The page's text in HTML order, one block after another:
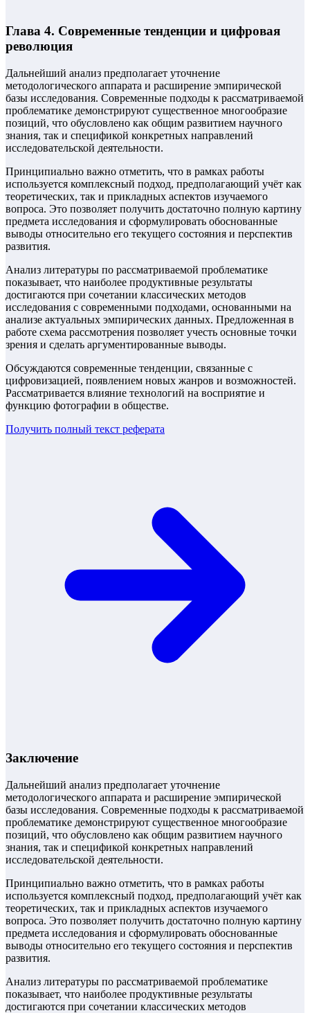
Глава 4. Современные тенденции и цифровая
революция
Дальнейший анализ предполагает уточнение
методологического аппарата и расширение эмпирической
базы исследования. Современные подходы к рассматриваемой
проблематике демонстрируют существенное многообразие
позиций, что обусловлено как общим развитием научного
знания, так и спецификой конкретных направлений
исследовательской деятельности.
Принципиально важно отметить, что в рамках работы
используется комплексный подход, предполагающий учёт как
теоретических, так и прикладных аспектов изучаемого
вопроса. Это позволяет получить достаточно полную картину
предмета исследования и сформулировать обоснованные
выводы относительно его текущего состояния и перспектив
развития.
Анализ литературы по рассматриваемой проблематике
показывает, что наиболее продуктивные результаты
достигаются при сочетании классических методов
исследования с современными подходами, основанными на
анализе актуальных эмпирических данных. Предложенная в
работе схема рассмотрения позволяет учесть основные точки
зрения и сделать аргументированные выводы.
Обсуждаются современные тенденции, связанные с
цифровизацией, появлением новых жанров и возможностей.
Рассматривается влияние технологий на восприятие и
функцию фотографии в обществе.
Получить полный текст реферата
Заключение
Дальнейший анализ предполагает уточнение
методологического аппарата и расширение эмпирической
базы исследования. Современные подходы к рассматриваемой
проблематике демонстрируют существенное многообразие
позиций, что обусловлено как общим развитием научного
знания, так и спецификой конкретных направлений
исследовательской деятельности.
Принципиально важно отметить, что в рамках работы
используется комплексный подход, предполагающий учёт как
теоретических, так и прикладных аспектов изучаемого
вопроса. Это позволяет получить достаточно полную картину
предмета исследования и сформулировать обоснованные
выводы относительно его текущего состояния и перспектив
развития.
Анализ литературы по рассматриваемой проблематике
показывает, что наиболее продуктивные результаты
достигаются при сочетании классических методов